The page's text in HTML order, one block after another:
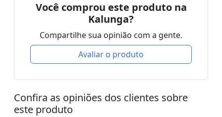
Você comprou este produto na
Kalunga?
Compartilhe sua opinião com a gente.
Avaliar o produto
Confira as opiniões dos clientes sobre
este produto